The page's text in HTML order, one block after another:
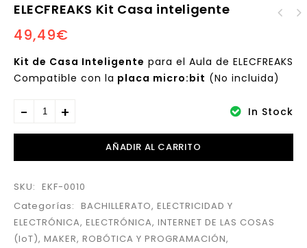
ELECFREAKS Kit Casa inteligente
49,49€
Kit de Casa Inteligente para el Aula de ELECFREAKS
Compatible con la placa micro:bit (No incluida)
In Stock
AÑADIR AL CARRITO
SKU: EKF-0010
Categorías: BACHILLERATO, ELECTRICIDAD Y
ELECTRÓNICA, ELECTRÓNICA, INTERNET DE LAS COSAS
(IoT), MAKER, ROBÓTICA Y PROGRAMACIÓN,